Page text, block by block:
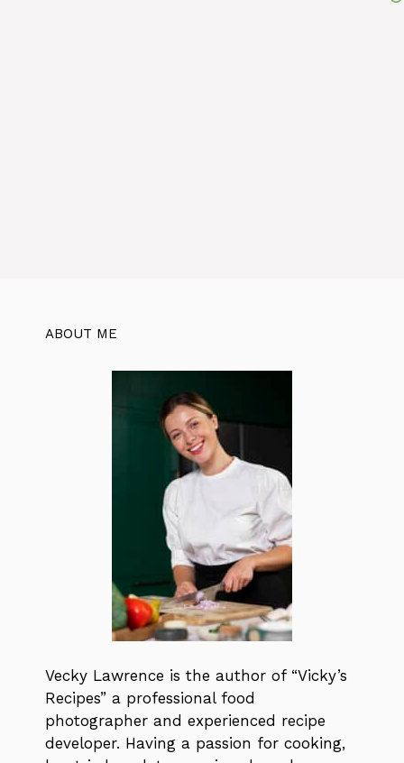
ABOUT ME
Vecky Lawrence is the author of “Vicky’s
Recipes” a professional food
photographer and experienced recipe
developer. Having a passion for cooking,